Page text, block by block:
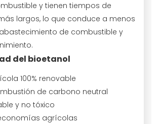
y tienen tiempos de
largos, lo que conduce a menos
de combustible y
del bioetanol
100% renovable
de carbono neutral
y no tóxico
agrícolas